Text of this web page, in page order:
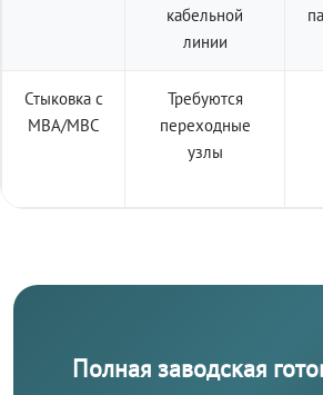
кабельной
линии
Стыковка с
МВА/МВС
Требуются
переходные
узлы
Полная заводская